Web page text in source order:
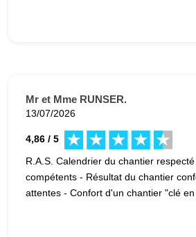
Mr et Mme RUNSER.
13/07/2026
4,86 / 5
R.A.S. Calendrier du chantier
compétents - Résultat du chantier
attentes - Confort d'un chantier "clé